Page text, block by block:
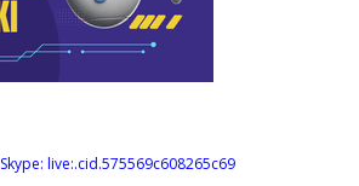
Skype: live:.cid.575569c608265c69